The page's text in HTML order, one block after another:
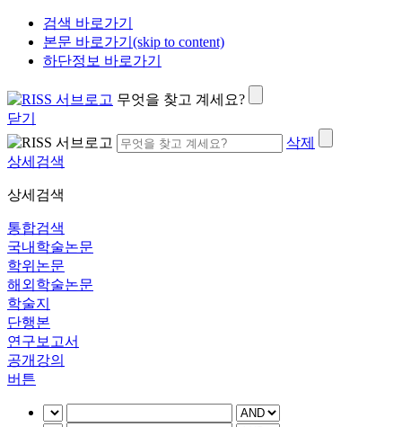
검색 바로가기
본문 바로가기(skip to content)
하단정보 바로가기
무엇을 찾고 계세요?
닫기
삭제
상세검색
상세검색
통합검색
국내학술논문
학위논문
해외학술논문
학술지
단행본
연구보고서
공개강의
버튼